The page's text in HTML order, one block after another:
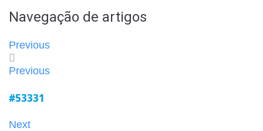
Navegação de artigos
Previous
Previous
#53331
Next